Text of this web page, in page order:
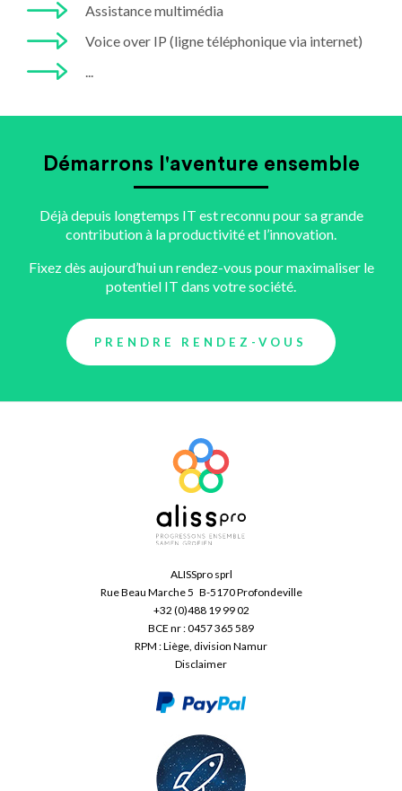
Assistance multimédia
Voice over IP (ligne téléphonique via internet)
...
Démarrons l'aventure ensemble
Déjà depuis longtemps IT est reconnu pour sa grande
contribution à la productivité et l’innovation.
Fixez dès aujourd’hui un rendez-vous pour maximaliser le
potentiel IT dans votre société.
PRENDRE RENDEZ-VOUS
ALISSpro sprl
Rue Beau Marche 5 B-5170 Profondeville
+32 (0)488 19 99 02
BCE nr : 0457 365 589
RPM : Liège, division Namur
Disclaimer